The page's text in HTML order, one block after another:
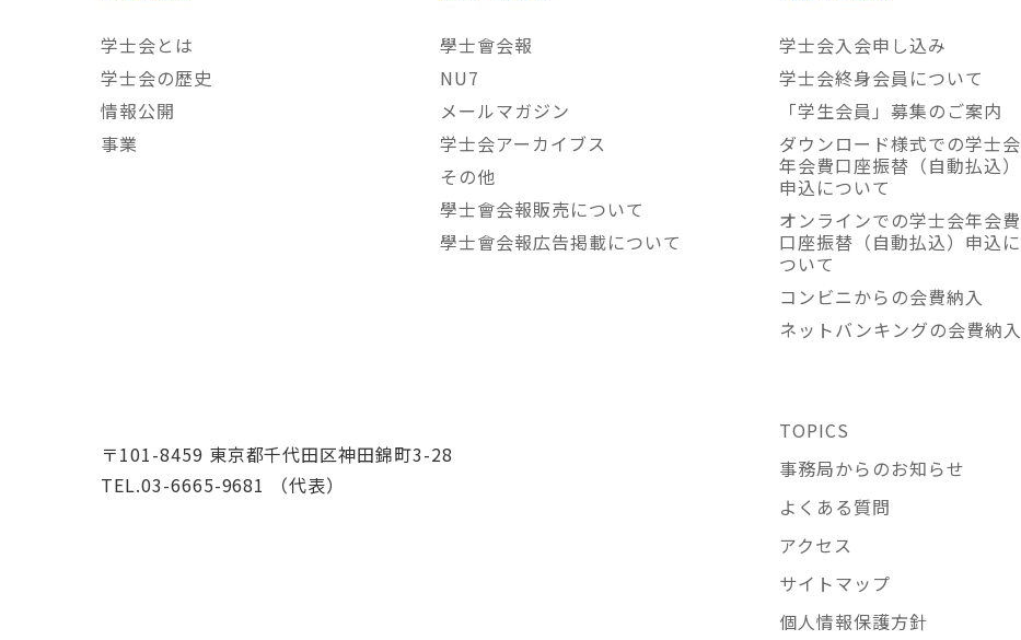
学士会とは
学士会の歴史
情報公開
事業
學士會会報
NU7
メールマガジン
学士会アーカイブス
その他
學士會会報販売について
學士會会報広告掲載について
学士会入会申し込み
学士会終身会員について
「学生会員」募集のご案内
ダウンロード様式での学士会
年会費口座振替（自動払込）
申込について
オンラインでの学士会年会費
口座振替（自動払込）申込に
ついて
コンビニからの会費納入
ネットバンキングの会費納入
〒101-8459 東京都千代田区神田錦町3-28
TEL.03-6665-9681 （代表）
TOPICS
事務局からのお知らせ
よくある質問
アクセス
サイトマップ
個人情報保護方針